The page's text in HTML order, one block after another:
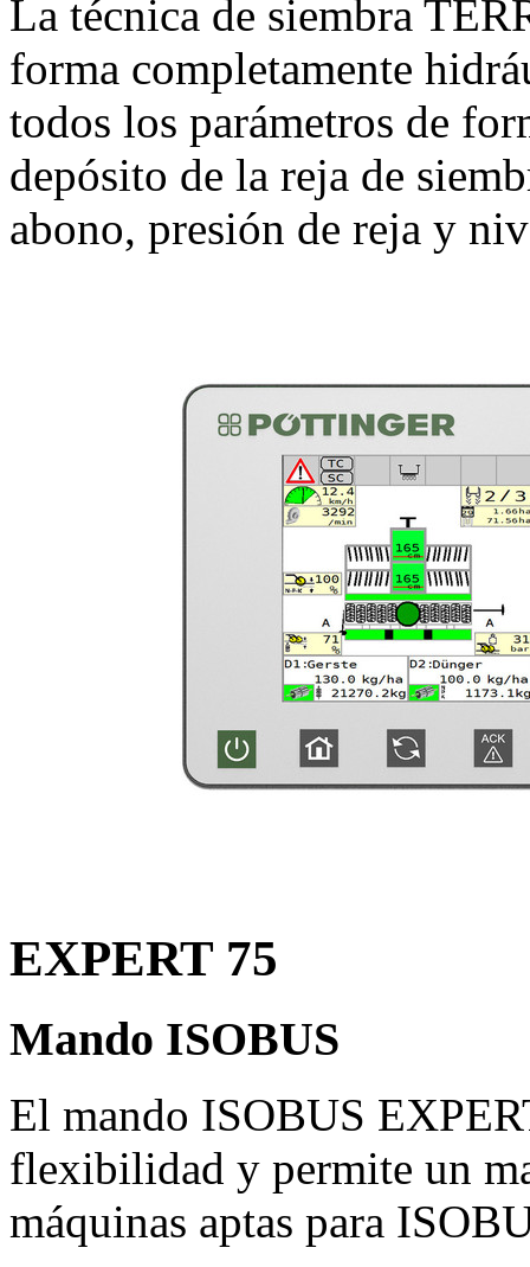
La técnica de siembra
forma completamente
todos los parámetros de
depósito de la reja de
abono, presión de reja y
EXPERT 75
Mando ISOBUS
El mando ISOBUS
flexibilidad y permite un
máquinas aptas para